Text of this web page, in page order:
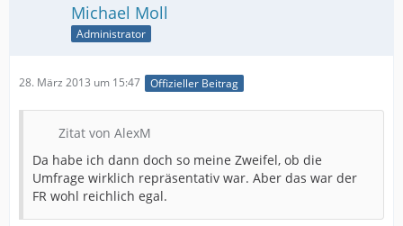
Michael Moll
Administrator
28. März 2013 um 15:47 Offizieller Beitrag
Zitat von AlexM
Da habe ich dann doch so meine Zweifel, ob die
Umfrage wirklich repräsentativ war. Aber das war der
FR wohl reichlich egal.